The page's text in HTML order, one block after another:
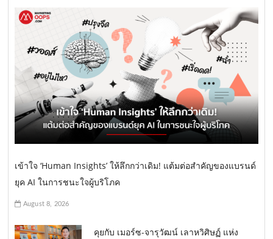
เข้าใจ ‘Human Insights’ ให้ลึกกว่าเดิม! แต้มต่อสำคัญของแบรนด์
ยุค AI ในการชนะใจผู้บริโภค
August 8, 2026
คุยกับ เมอร์ซ-จารุวัฒน์ เลาหวิศิษฏ์ แห่ง